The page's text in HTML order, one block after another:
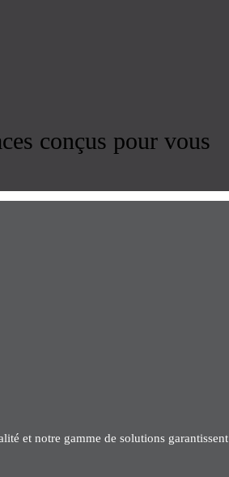
conçus pour vous
et notre gamme de solutions